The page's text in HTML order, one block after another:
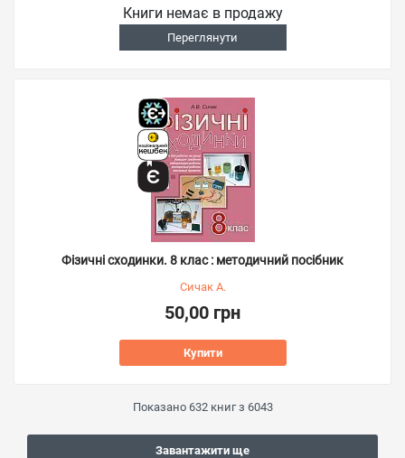
Книги немає в продажу
Переглянути
Фізичні сходинки. 8 клас : методичний посібник
Сичак А.
50,00 грн
Купити
Показано 632книг з 6043
Завантажити ще